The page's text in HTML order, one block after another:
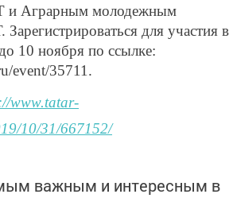
и Аграрным молодежным
для участия в
10 ноября по ссылке:
event/35711.
www.tatar-
10/31/667152/
важным и интересным в